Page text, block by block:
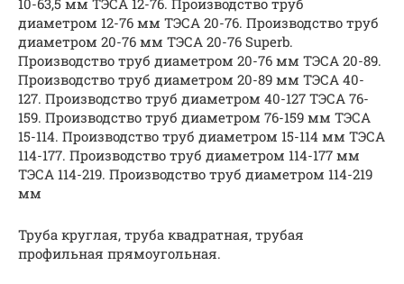
диаметром 12-76 мм ТЭСА 20-76. Производство труб
диаметром 20-76 мм ТЭСА 20-76 Superb.
Производство труб диаметром 20-76 мм ТЭСА 20-89.
Производство труб диаметром 20-89 мм ТЭСА 40-
127. Производство труб диаметром 40-127 ТЭСА 76-
159. Производство труб диаметром 76-159 мм ТЭСА
15-114. Производство труб диаметром 15-114 мм ТЭСА
114-177. Производство труб диаметром 114-177 мм
ТЭСА 114-219. Производство труб диаметром 114-219
мм
Труба круглая, труба квадратная, трубая
профильная прямоугольная.